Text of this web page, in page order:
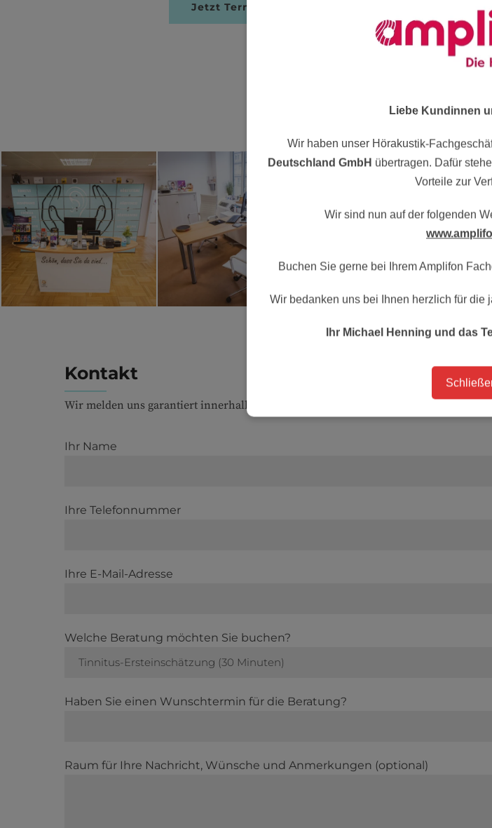
Jetzt Termin vereinbaren
Kontakt
Wir melden uns garantiert innerhalb eines Werktags bei Ihnen zurück!
Ihr Name
Ihre Telefonnummer
Ihre E-Mail-Adresse
Welche Beratung möchten Sie buchen?
Tinnitus-Ersteinschätzung (30 Minuten)
Haben Sie einen Wunschtermin für die Beratung?
Raum für Ihre Nachricht, Wünsche und Anmerkungen (optional)
Liebe Kundinnen
Wir haben unser Hörakustik-
Deutschland GmbH übertragen. Dafür
Vorteile zur
Wir sind nun auf der folgenden
Buchen Sie gerne bei Ihrem Amplifon
Wir bedanken uns bei Ihnen herzlich für die
Ihr Michael Henning und das